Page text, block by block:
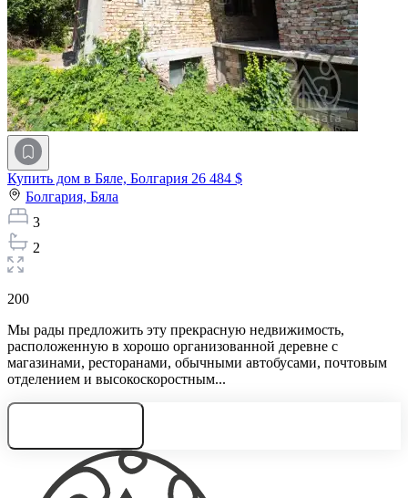
Купить дом в Бяле, Болгария 26 484 $
Болгария, Бяла
3
2
200
Мы рады предложить эту прекрасную недвижимость,
расположенную в хорошо организованной деревне с
магазинами, ресторанами, обычными автобусами, почтовым
отделением и высокоскоростным...